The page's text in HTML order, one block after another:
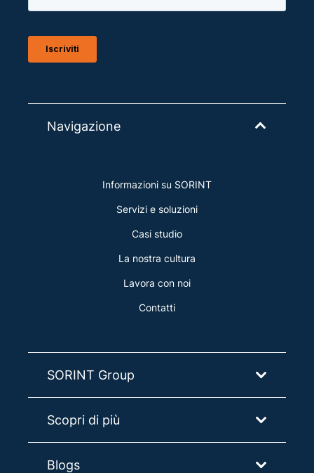
Navigazione
Informazioni su SORINT
Servizi e soluzioni
Casi studio
La nostra cultura
Lavora con noi
Contatti
SORINT Group
Scopri di più
Blogs